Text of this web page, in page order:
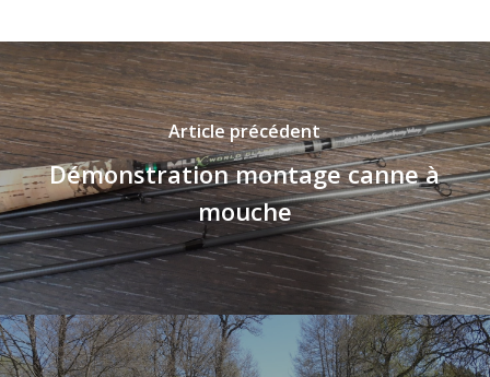
Article précédent
Démonstration montage canne à
mouche